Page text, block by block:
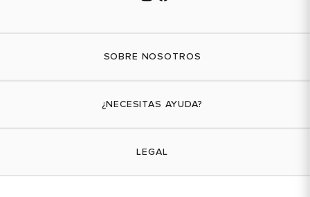
SOBRE NOSOTROS
¿NECESITAS AYUDA?
LEGAL